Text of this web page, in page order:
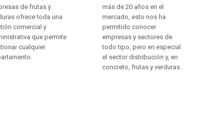
de frutas y
ofrece toda una
comercial y
que permite
cualquier
más de 20 años en el
mercado, esto nos ha
permitido conocer
empresas y sectores de
todo tipo, pero en especial
el sector distribución y, en
concreto, frutas y verduras.